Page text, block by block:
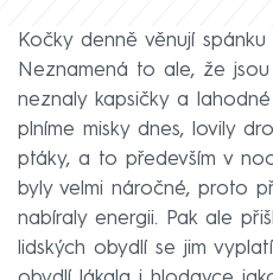
Kočky denně věnují
Neznamená to ale, že
neznaly kapsičky a
plníme misky dnes, lovily
ptáky, a to především v
byly velmi náročné, proto
nabíraly energii. Pak ale
lidských obydlí se jim